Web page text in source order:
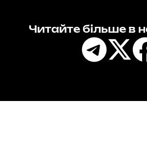
Читайте більше в